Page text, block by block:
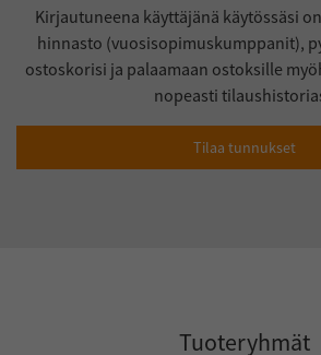
Kirjautuneena käyttäjänä käytössäsi
hinnasto (vuosisopimuskumppanit),
ostoskorisi ja palaamaan ostoksille
nopeasti
Tilaa tunnukset
Tuoteryhmät